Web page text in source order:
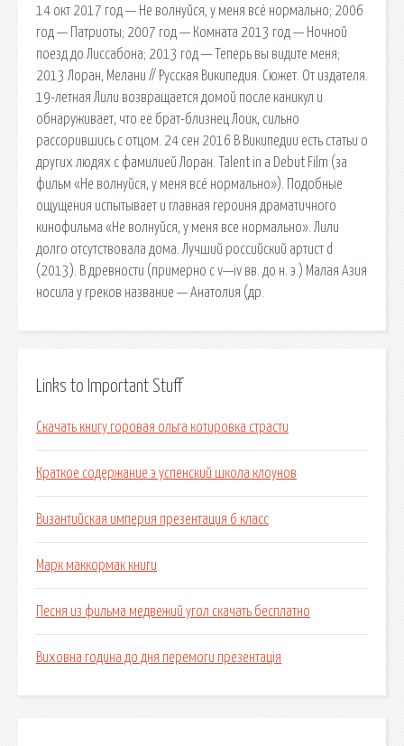
14 окт 2017 год — Не волнуйся, у меня всё нормально; 2006
год — Патриоты; 2007 год — Комната 2013 год — Ночной
поезд до Лиссабона; 2013 год — Теперь вы видите меня;
2013 Лоран, Мелани // Русская Википедия. Сюжет. От издателя.
19-летная Лили возвращается домой после каникул и
обнаруживает, что ее брат-близнец Лоик, сильно
рассорившись с отцом. 24 сен 2016 В Википедии есть статьи о
других людях с фамилией Лоран. Talent in a Debut Film (за
фильм «Не волнуйся, у меня всё нормально»). Подобные
ощущения испытывает и главная героиня драматичного
кинофильма «Не волнуйся, у меня все нормально». Лили
долго отсутствовала дома. Лучший российский артист d
(2013). В древности (примерно с v—iv вв. до н. э.) Малая Азия
носила у греков название — Анатолия (др.
Links to Important Stuff
Скачать книгу горовая ольга котировка страсти
Краткое содержание э успенский школа клоунов
Византийская империя презентация 6 класс
Марк маккормак книги
Песня из фильма медвежий угол скачать бесплатно
Виховна година до дня перемоги презентація